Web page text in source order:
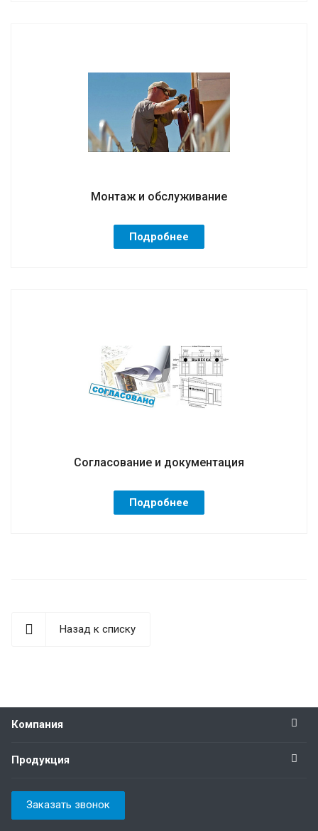
Монтаж и обслуживание
Подробнее
Согласование и документация
Подробнее
Назад к списку
Компания
Продукция
Заказать звонок